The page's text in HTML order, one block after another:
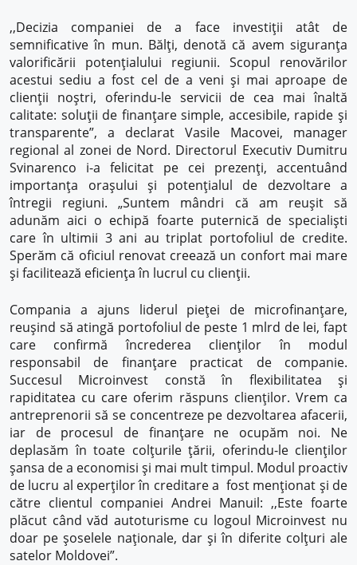
,,Decizia companiei de a face investiții atât de
semnificative în mun. Bălți, denotă că avem siguranța
valorificării potențialului regiunii. Scopul renovărilor
acestui sediu a fost cel de a veni și mai aproape de
clienții noștri, oferindu-le servicii de cea mai înaltă
calitate: soluții de finanțare simple, accesibile, rapide și
transparente”, a declarat Vasile Macovei, manager
regional al zonei de Nord. Directorul Executiv Dumitru
Svinarenco i-a felicitat pe cei prezenți, accentuând
importanța orașului și potențialul de dezvoltare a
întregii regiuni. „Suntem mândri că am reușit să
adunăm aici o echipă foarte puternică de specialiști
care în ultimii 3 ani au triplat portofoliul de credite.
Sperăm că oficiul renovat creează un confort mai mare
și facilitează eficiența în lucrul cu clienții.
Compania a ajuns liderul pieței de microfinanțare,
reușind să atingă portofoliul de peste 1 mlrd de lei, fapt
care confirmă încrederea clienților în modul
responsabil de finanțare practicat de companie.
Succesul Microinvest constă în flexibilitatea și
rapiditatea cu care oferim răspuns clienților. Vrem ca
antreprenorii să se concentreze pe dezvoltarea afacerii,
iar de procesul de finanțare ne ocupăm noi. Ne
deplasăm în toate colțurile țării, oferindu-le clienților
șansa de a economisi și mai mult timpul. Modul proactiv
de lucru al experților în creditare a fost menționat și de
către clientul companiei Andrei Manuil: ,,Este foarte
plăcut când văd autoturisme cu logoul Microinvest nu
doar pe șoselele naționale, dar și în diferite colțuri ale
satelor Moldovei”.